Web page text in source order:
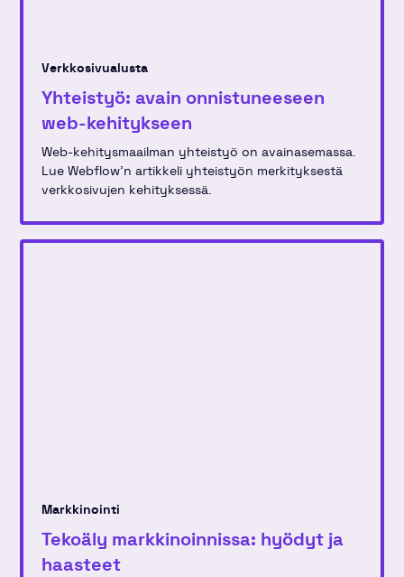
Verkkosivualusta
Yhteistyö: avain onnistuneeseen
web-kehitykseen
Web-kehitysmaailman yhteistyö on avainasemassa.
Lue Webflow'n artikkeli yhteistyön merkityksestä
verkkosivujen kehityksessä.
Markkinointi
Tekoäly markkinoinnissa: hyödyt ja
haasteet